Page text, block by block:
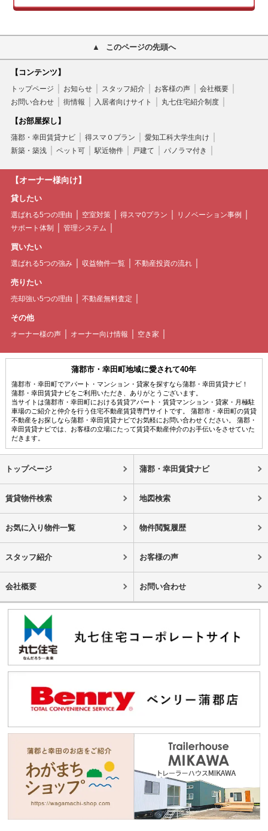
このページの先頭へ
【コンテンツ】
トップページ お知らせ スタッフ紹介 お客様の声
会社概要
お問い合わせ
街情報 入居者向けサイト 丸七住宅紹介制度
【お部屋探し】
蒲郡・幸田賃貸ナビ 得スマ０プラン
愛知工科大学生向け
新築・築浅
ペット可 駅近物件 戸建て パノラマ付き
【オーナー様向け】
貸したい
選ばれる5つの理由 空室対策 得スマ0プラン
リノベーション事例
サポート体制
管理システム
買いたい
選ばれる5つの強み 収益物件一覧 不動産投資の流れ
売りたい
売却強い5つの理由 不動産無料査定
その他
オーナー様の声 オーナー向け情報 空き家
蒲郡市・幸田町地域に愛されて40年
蒲郡市・幸田町でアパート・マンション・貸家を探すなら蒲郡・幸田賃貸ナビ！
蒲郡・幸田賃貸ナビをご利用いただき、ありがとうございます。
当サイトは蒲郡市・幸田町における賃貸アパート・賃貸マンション・貸家・月極駐
車場のご紹介と仲介を行う住宅不動産賃貸専門サイトです。 蒲郡市・幸田町の賃貸
不動産をお探しなら蒲郡・幸田賃貸ナビでお気軽にお問い合わせください。 蒲郡・
幸田賃貸ナビでは、お客様の立場にたって賃貸不動産仲介のお手伝いをさせていた
だきます。
トップページ 蒲郡・幸田賃貸ナビ
賃貸物件検索 地図検索
お気に入り物件一覧 物件閲覧履歴
スタッフ紹介 お客様の声
会社概要 お問い合わせ